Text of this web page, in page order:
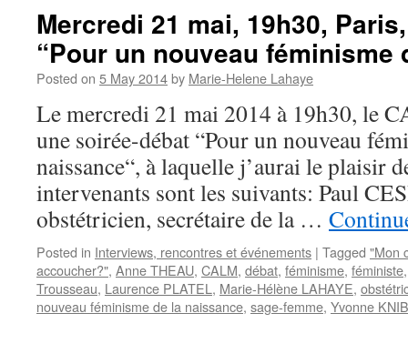
Mercredi 21 mai, 19h30,
“Pour un nouveau féminisme
Posted on 5 May 2014by Marie-Helene Lahaye
Le mercredi 21 mai 2014 à 19h30, le
une soirée-débat “Pour un nouveau
naissance“, à laquelle j’aurai le plaisir
intervenants sont les suivants: Paul
obstétricien, secrétaire de la …
Posted in Interviews, rencontres et événements | Tagged "Mon
accoucher?", Anne THEAU, CALM, débat, féminisme, féministe
Trousseau, Laurence PLATEL , Marie-Hélène LAHAYE,
nouveau féminisme de la naissance, sage-femme, Yvonne